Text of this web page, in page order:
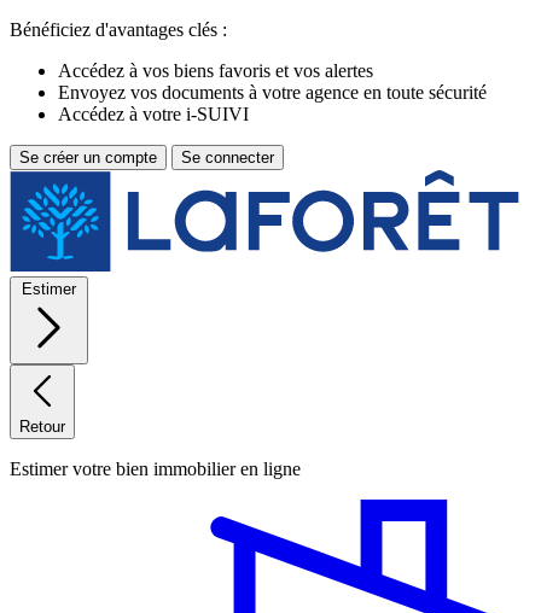
Bénéficiez d'avantages clés :
Accédez à vos biens favoris et vos alertes
Envoyez vos documents à votre agence en toute sécurité
Accédez à votre i-SUIVI
Se créer un compte Se connecter
Estimer
Retour
Estimer votre bien immobilier en ligne